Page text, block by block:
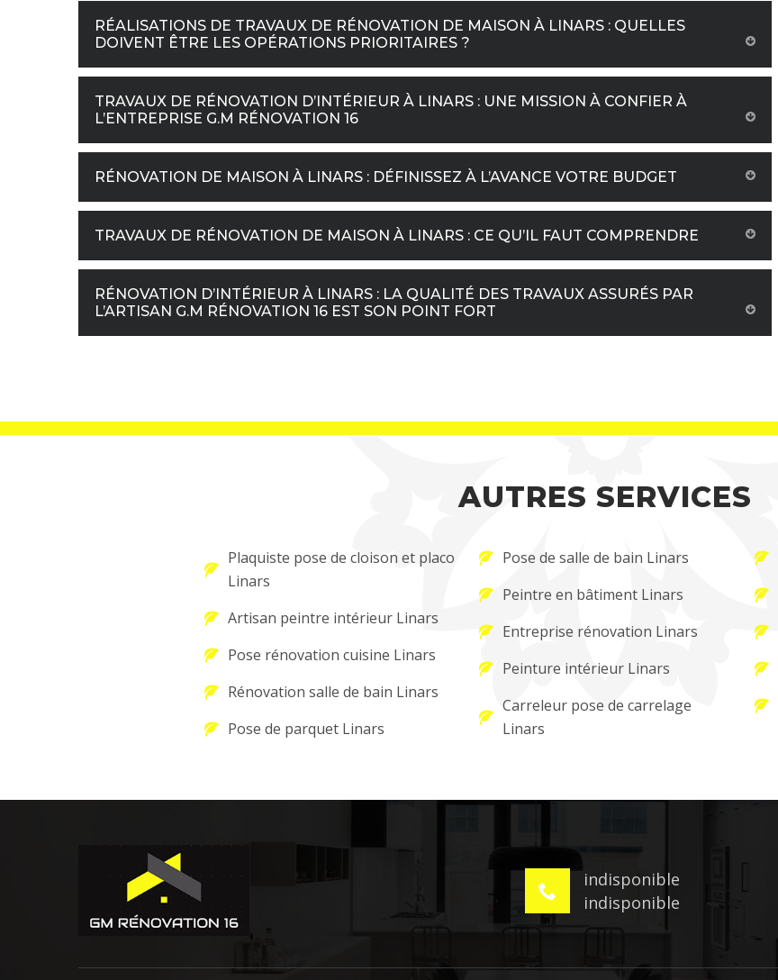
RÉALISATIONS DE TRAVAUX DE RÉNOVATION DE MAISON À LINARS : QUELLES
DOIVENT ÊTRE LES OPÉRATIONS PRIORITAIRES ?
TRAVAUX DE RÉNOVATION D’INTÉRIEUR À LINARS : UNE MISSION À CONFIER À
L’ENTREPRISE G.M RÉNOVATION 16
RÉNOVATION DE MAISON À LINARS : DÉFINISSEZ À L’AVANCE VOTRE BUDGET
TRAVAUX DE RÉNOVATION DE MAISON À LINARS : CE QU’IL FAUT COMPRENDRE
RÉNOVATION D’INTÉRIEUR À LINARS : LA QUALITÉ DES TRAVAUX ASSURÉS PAR
L’ARTISAN G.M RÉNOVATION 16 EST SON POINT FORT
AUTRES SERVICES
Plaquiste pose de cloison et placo
Linars
Artisan peintre intérieur Linars
Pose rénovation cuisine Linars
Rénovation salle de bain Linars
Pose de parquet Linars
Pose de salle de bain Linars
Peintre en bâtiment Linars
Entreprise rénovation Linars
Peinture intérieur Linars
Carreleur pose de carrelage
Linars
indisponible
indisponible